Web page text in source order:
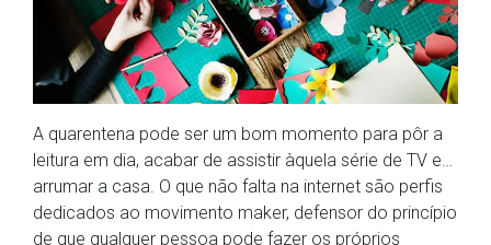
A quarentena pode ser um bom momento para pôr a
leitura em dia, acabar de assistir àquela série de TV e…
arrumar a casa. O que não falta na internet são perfis
dedicados ao movimento maker, defensor do princípio
de que qualquer pessoa pode fazer os próprios